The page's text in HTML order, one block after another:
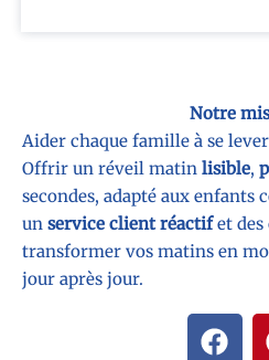
Notre
Aider chaque famille à se lever
Offrir un réveil matin lisible,
secondes, adapté aux enfants
un service client réactifet des
transformer vos matins en
jour après jour.